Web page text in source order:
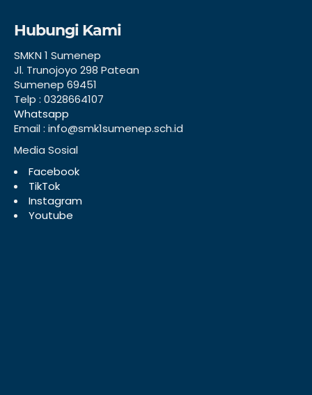
Hubungi Kami
SMKN 1 Sumenep
Jl. Trunojoyo 298 Patean
Sumenep 69451
Telp : 0328664107
Whatsapp
Email : info@smk1sumenep.sch.id
Media Sosial
Facebook
TikTok
Instagram
Youtube